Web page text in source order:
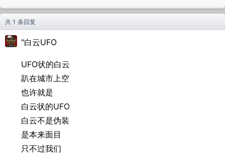
共 1 条回复
"白云UFO
UFO状的白云
趴在城市上空
也许就是
白云状的UFO
白云不是伪装
是本来面目
只不过我们